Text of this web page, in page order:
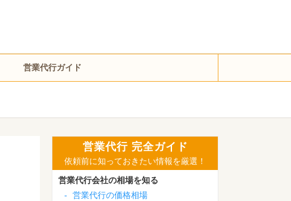
営業代行ガイド
営業代行 完全ガイド
依頼前に知っておきたい情報を厳選！
営業代行会社の相場を知る
-
営業代行の価格相場